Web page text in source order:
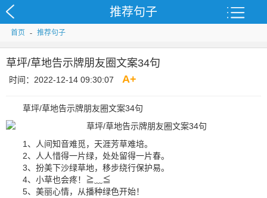
推荐句子
首页 - 推荐句子
草坪/草地告示牌朋友圈文案34句
时间：2022-12-14 09:30:07 A+
草坪/草地告示牌朋友圈文案34句
1、人间知音难觅，天涯芳草难培。
2、人人惜得一片绿，处处留得一片春。
3、扮美下沙绿草地，移步绕行保护易。
4、小草也会疼！≧﹏≦
5、美丽心情，从播种绿色开始！